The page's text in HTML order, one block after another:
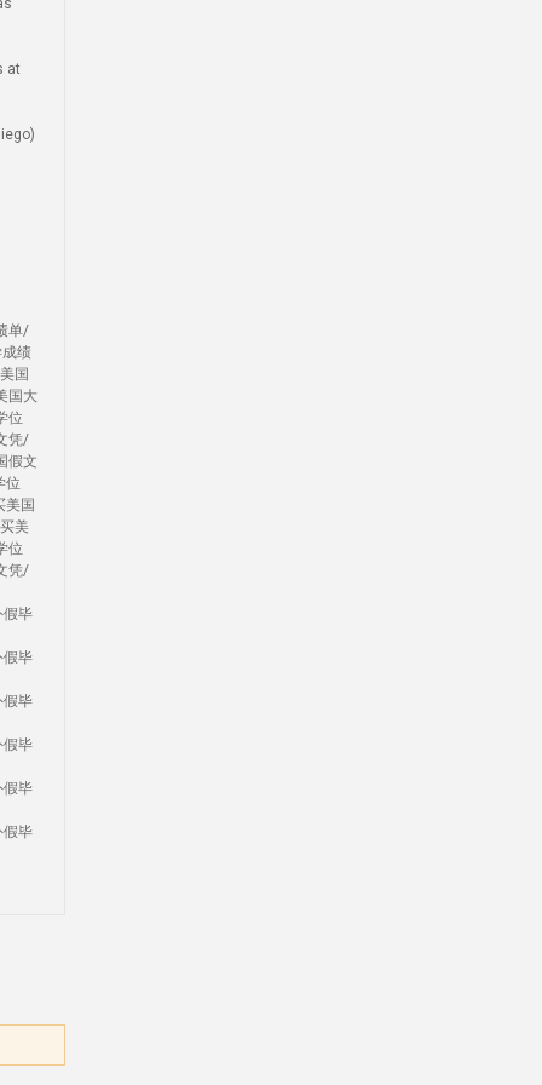
at
单/
绩
国
国大
位
凭/
假文
位
美国
美
位
凭/
假毕
假毕
假毕
假毕
假毕
假毕